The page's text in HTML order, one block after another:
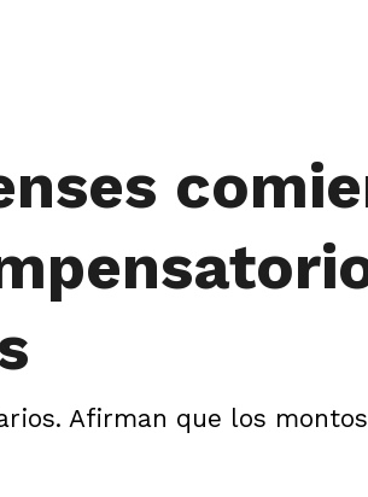
Afirman que los